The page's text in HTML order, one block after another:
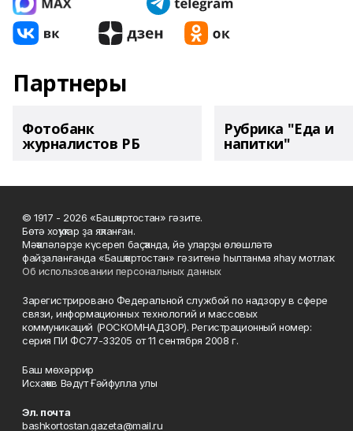
Партнеры
Фотобанк
журналистов РБ
Рубрика "Еда и
напитки"
© 1917 - 2026 «Башҡортостан» гәзите.
Бөтә хоҡуҡтар ҙа яҡланған.
Мәҡәләләрҙе күсереп баҫҡанда, йә уларҙы өлөшләтә
файҙаланғанда «Башҡортостан» гәзитенә һылтанма яһау мотлаҡ.
Об использовании персональных данных
Зарегистрировано Федеральной службой по надзору в сфере
связи, информационных технологий и массовых
коммуникаций (РОСКОМНАДЗОР). Регистрационный номер:
серия ПИ ФС77-33205 от 11 сентября 2008 г.
Баш мөхәррир
Исхаҡов Вәдүт Ғәйфулла улы
Эл. почта
bashkortostan.gazeta@mail.ru